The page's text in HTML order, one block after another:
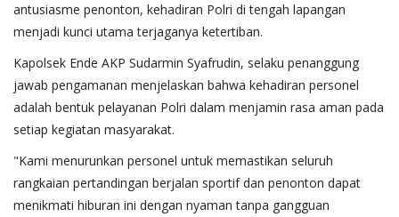
antusiasme penonton, kehadiran Polri di tengah lapangan
menjadi kunci utama terjaganya ketertiban.
​Kapolsek Ende AKP Sudarmin Syafrudin, selaku penanggung
jawab pengamanan menjelaskan bahwa kehadiran personel
adalah bentuk pelayanan Polri dalam menjamin rasa aman pada
setiap kegiatan masyarakat.
​"Kami menurunkan personel untuk memastikan seluruh
rangkaian pertandingan berjalan sportif dan penonton dapat
menikmati hiburan ini dengan nyaman tanpa gangguan